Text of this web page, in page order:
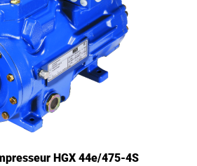
HGX 44e/475-4S